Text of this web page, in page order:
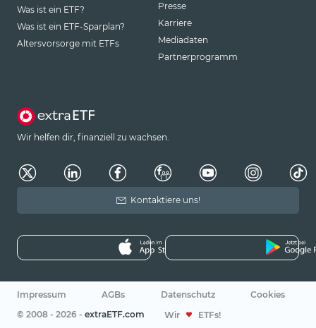
Was ist ein ETF?
Was ist ein ETF-Sparplan?
Altersvorsorge mit ETFs
Presse
Karriere
Mediadaten
Partnerprogramm
Wir helfen dir, finanziell zu wachsen.
Kontaktiere uns!
Impressum AGBs Datenschutz
Cookies
© 2008 - 2026 - extraETF.com Wir ETFs!